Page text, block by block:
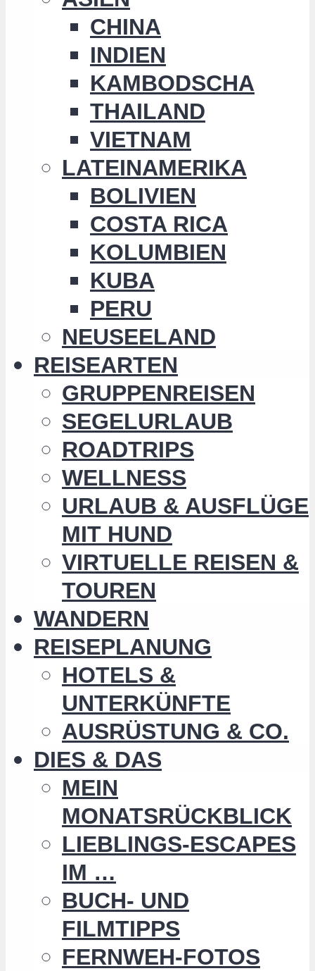
CHINA
INDIEN
KAMBODSCHA
THAILAND
VIETNAM
LATEINAMERIKA
BOLIVIEN
COSTA RICA
KOLUMBIEN
KUBA
PERU
NEUSEELAND
REISEARTEN
GRUPPENREISEN
SEGELURLAUB
ROADTRIPS
WELLNESS
URLAUB & AUSFLÜGE
MIT HUND
VIRTUELLE REISEN &
TOUREN
WANDERN
REISEPLANUNG
HOTELS &
UNTERKÜNFTE
AUSRÜSTUNG & CO.
DIES & DAS
MEIN
MONATSRÜCKBLICK
LIEBLINGS-ESCAPES
IM …
BUCH- UND
FILMTIPPS
FERNWEH-FOTOS